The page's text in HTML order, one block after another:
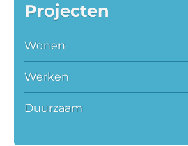
Projecten
Wonen
Werken
Duurzaam